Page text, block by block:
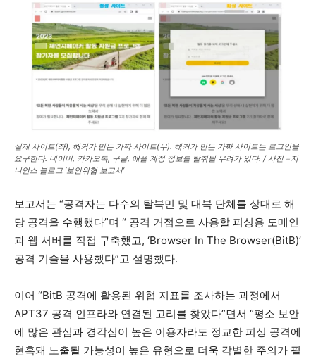
실제 사이트(좌), 해커가 만든 가짜 사이트(우). 해커가 만든 가짜 사이트는 로그인을
요구한다. 네이버, 카카오톡, 구글, 애플 계정 정보를 탈취될 우려가 있다. / 사진 =지
니언스 블로그 ‘보안위협 보고서’
보고서는 “공격자는 다수의 탈북민 및 대북 단체를 상대로 해
당 공격을 수행했다”며 “ 공격 거점으로 사용할 피싱용 도메인
과 웹 서버를 직접 구축했고, ‘Browser In The Browser(BitB)’
공격 기술을 사용했다”고 설명했다.
이어 “BitB 공격에 활용된 위협 지표를 조사하는 과정에서
APT37 공격 인프라와 연결된 고리를 찾았다”면서 “평소 보안
에 많은 관심과 경각심이 높은 이용자라도 정교한 피싱 공격에
현혹돼 노출될 가능성이 높은 유형으로 더욱 각별한 주의가 필